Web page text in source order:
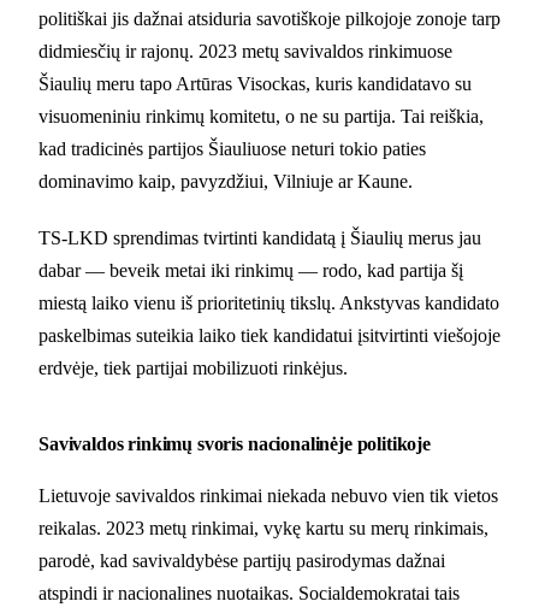
politiškai jis dažnai atsiduria savotiškoje pilkojoje zonoje tarp
didmiesčių ir rajonų. 2023 metų savivaldos rinkimuose
Šiaulių meru tapo Artūras Visockas, kuris kandidatavo su
visuomeniniu rinkimų komitetu, o ne su partija. Tai reiškia,
kad tradicinės partijos Šiauliuose neturi tokio paties
dominavimo kaip, pavyzdžiui, Vilniuje ar Kaune.
TS-LKD sprendimas tvirtinti kandidatą į Šiaulių merus jau
dabar — beveik metai iki rinkimų — rodo, kad partija šį
miestą laiko vienu iš prioritetinių tikslų. Ankstyvas kandidato
paskelbimas suteikia laiko tiek kandidatui įsitvirtinti viešojoje
erdvėje, tiek partijai mobilizuoti rinkėjus.
Savivaldos rinkimų svoris nacionalinėje politikoje
Lietuvoje savivaldos rinkimai niekada nebuvo vien tik vietos
reikalas. 2023 metų rinkimai, vykę kartu su merų rinkimais,
parodė, kad savivaldybėse partijų pasirodymas dažnai
atspindi ir nacionalines nuotaikas. Socialdemokratai tais